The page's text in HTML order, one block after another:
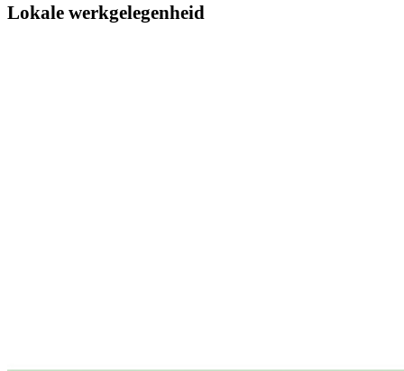
Lokale werkgelegenheid